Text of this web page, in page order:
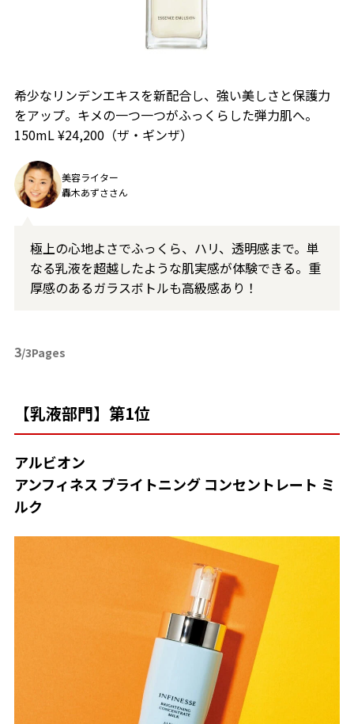
希少なリンデンエキスを新配合し、強い美しさと保護力
をアップ。キメの一つ一つがふっくらした弾力肌へ。
150mL ¥24,200（ザ・ギンザ）
美容ライター
轟木あずささん
極上の心地よさでふっくら、ハリ、透明感まで。単
なる乳液を超越したような肌実感が体験できる。重
厚感のあるガラスボトルも高級感あり！
3/3Pages
【乳液部門】第1位
アルビオン
アンフィネス ブライトニング コンセントレート ミ
ルク